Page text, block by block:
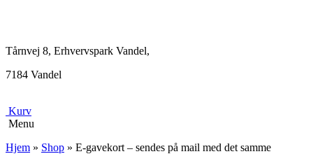
Tårnvej 8, Erhvervspark Vandel,
7184 Vandel
Kurv
Menu
Hjem » Shop » E-gavekort – sendes på mail med det samme